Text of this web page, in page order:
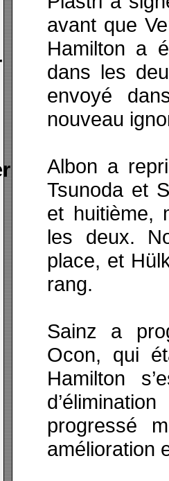
avant que
Hamilton a
dans les
envoyé
nouveau
Albon a
Tsunoda et
et huitième,
les deux.
place, et
rang.
Sainz a
Ocon, qui
Hamilton
progressé
amélioration